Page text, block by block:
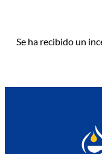
Se ha recibido un